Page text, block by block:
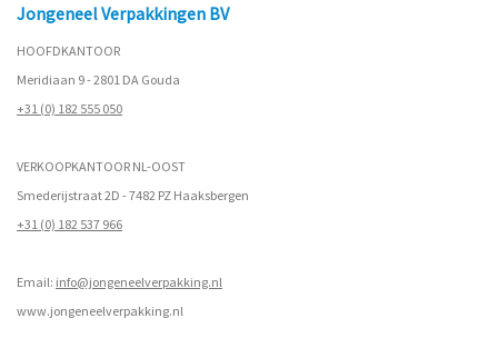
Jongeneel Verpakkingen BV
HOOFDKANTOOR
Meridiaan 9 - 2801 DA Gouda
+31 (0) 182 555 050
VERKOOPKANTOOR NL-OOST
Smederijstraat 2D - 7482 PZ Haaksbergen
+31 (0) 182 537 966
Email: info@jongeneelverpakking.nl
www.jongeneelverpakking.nl